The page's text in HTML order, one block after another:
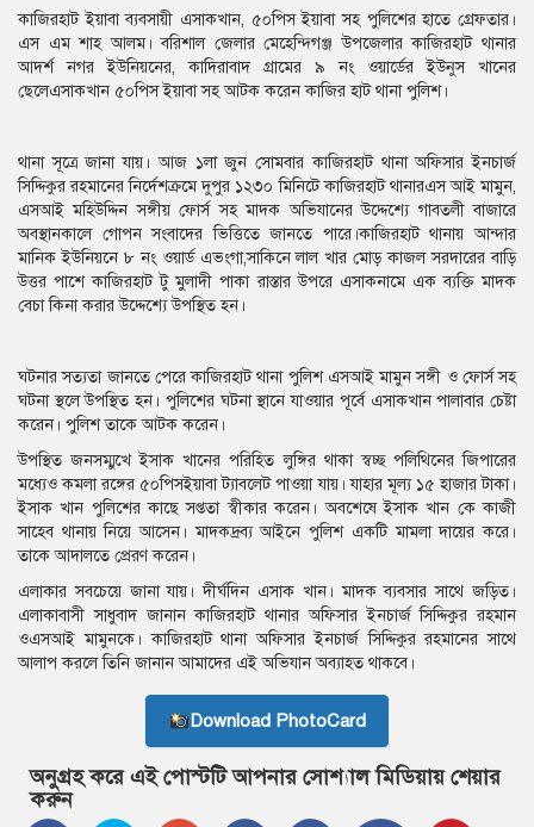
কাজিরহাট ইয়াবা ব্যবসায়ী এসাকখান, ৫০পিস ইয়াবা সহ পুলিশের হাতে গ্রেফতার।
এস এম শাহ আলম। বরিশাল জেলার মেহেন্দিগঞ্জ উপজেলার কাজিরহাট থানার
আদর্শ নগর ইউনিয়নের, কাদিরাবাদ গ্রামের ৯ নং ওয়ার্ডের ইউনুস খানের
ছেলেএসাকখান ৫০পিস ইয়াবা সহ আটক করেন কাজির হাট থানা পুলিশ।
থানা সূত্রে জানা যায়। আজ ১লা জুন সোমবার কাজিরহাট থানা অফিসার ইনচার্জ
সিদ্দিকুর রহমানের নির্দেশক্রমে দুপুর ১২৩০ মিনিটে কাজিরহাট থানারএস আই মামুন,
এসআই মহিউদ্দিন সঙ্গীয় ফোর্স সহ মাদক অভিযানের উদ্দেশ্যে গাবতলী বাজারে
অবস্থানকালে গোপন সংবাদের ভিত্তিতে জানতে পারে।কাজিরহাট থানায় আন্দার
মানিক ইউনিয়নে ৮ নং ওয়ার্ড এভংগা,সাকিনে লাল খার মোড় কাজল সরদারের বাড়ি
উত্তর পাশে কাজিরহাট টু মুলাদী পাকা রাস্তার উপরে এসাকনামে এক ব্যক্তি মাদক
বেচা কিনা করার উদ্দেশ্যে উপস্থিত হন।
ঘটনার সত্যতা জানতে পেরে কাজিরহাট থানা পুলিশ এসআই মামুন সঙ্গী ও ফোর্স সহ
ঘটনা স্থলে উপস্থিত হন। পুলিশের ঘটনা স্থানে যাওয়ার পূর্বে এসাকখান পালাবার চেষ্টা
করেন। পুলিশ তাকে আটক করেন।
উপস্থিত জনসম্মুখে ইসাক খানের পরিহিত লুঙ্গির থাকা স্বচ্ছ পলিথিনের জিপারের
মধ্যেও কমলা রঙ্গের ৫০পিসইয়াবা ট্যাবলেট পাওয়া যায়। যাহার মূল্য ১৫ হাজার টাকা।
ইসাক খান পুলিশের কাছে সপ্ততা স্বীকার করেন। অবশেষে ইসাক খান কে কাজী
সাহেব থানায় নিয়ে আসেন। মাদকদ্রব্য আইনে পুলিশ একটি মামলা দায়ের করে।
তাকে আদালতে প্রেরণ করেন।
এলাকার সবচেয়ে জানা যায়। দীর্ঘদিন এসাক খান। মাদক ব্যবসার সাথে জড়িত।
এলাকাবাসী সাধুবাদ জানান কাজিরহাট থানার অফিসার ইনচার্জ সিদ্দিকুর রহমান
ওএসআই মামুনকে। কাজিরহাট থানা অফিসার ইনচার্জ সিদ্দিকুর রহমানের সাথে
আলাপ করলে তিনি জানান আমাদের এই অভিযান অব্যাহত থাকবে।
Download PhotoCard
অনুগ্রহ করে এই পোস্টটি আপনার সোশ্যাল মিডিয়ায় শেয়ার
করুন